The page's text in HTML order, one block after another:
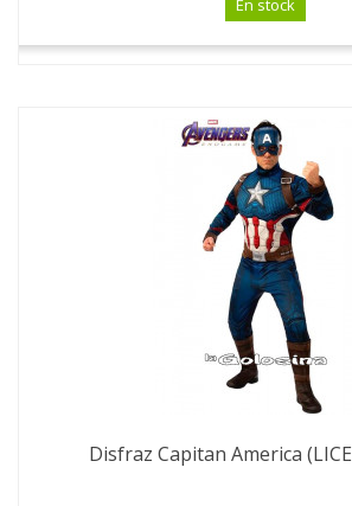
En stock
Disfraz Capitan America